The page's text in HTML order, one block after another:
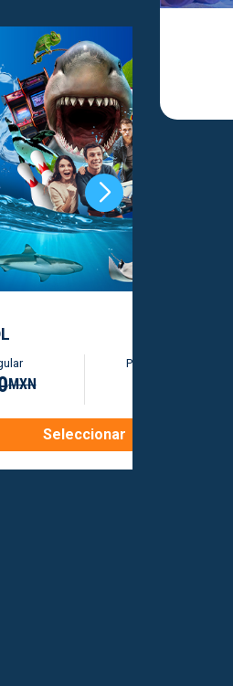
MXN
Precio en linea desde
Seleccionar